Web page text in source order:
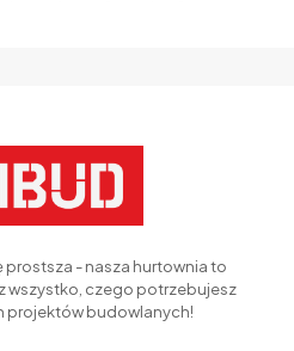
prostsza - nasza hurtownia to
wszystko, czego potrzebujesz
projektów budowlanych!